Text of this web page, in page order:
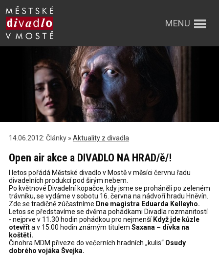
MENU
14.06.2012: Články » Aktuality z divadla
Open air akce a DIVADLO NA HRAD/ě/!
I letos pořádá Městské divadlo v Mostě v měsíci červnu řadu
divadelních produkcí pod širým nebem.
Po květnové Divadelní kopačce, kdy jsme se proháněli po zeleném
trávníku, se vydáme v sobotu 16. června na nádvoří hradu Hněvín.
Zde se tradičně zúčastníme Dne magistra Eduarda Kelleyho.
Letos se představíme se dvěma pohádkami Divadla rozmanitostí
- nejprve v 11.30 hodin pohádkou pro nejmenší Když jde kůzle
otevříta v 15.00 hodin známým titulem Saxana – dívka na
koštěti.
Činohra MDM přiveze do večerních hradních „kulis“ Osudy
dobrého vojáka Švejka.